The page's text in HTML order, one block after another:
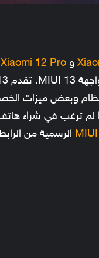
وXiaomi 12 Pro
وبعض ميزات
لم ترغب في شراء
الرسمية من